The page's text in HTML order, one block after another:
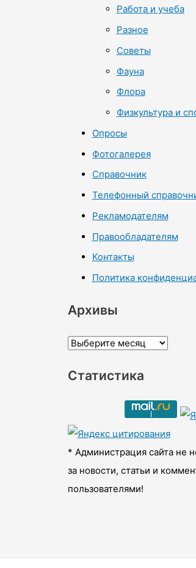
Работа и учеба
Разное
Советы
Фауна
Флора
Физкультура и
Опросы
Фотогалерея
Справочник
Телефонный
Рекламодателям
Правообладателям
Контакты
Политика
Архивы
А
х
ы
Статистика
* Администрация сайта не
за новости, статьи и
пользователями!